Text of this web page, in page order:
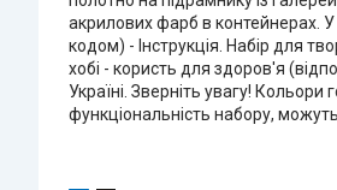
акрилових фарб в контейнерах. У
кодом) - Інструкція. Набір для
хобі - користь для здоров'я
Україні. Зверніть увагу!
функціональність набору,